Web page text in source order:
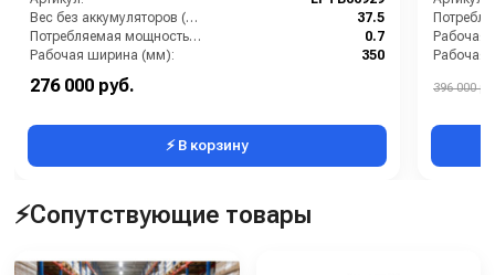
Вес без аккумуляторов (кг):
37.5
Потребляемая мощность (кВт):
0.7
Рабочая ширина (мм):
350
Тип машины:
276 000 руб.
⚡ В корзину
396 000
⚡Сопутствующие товары